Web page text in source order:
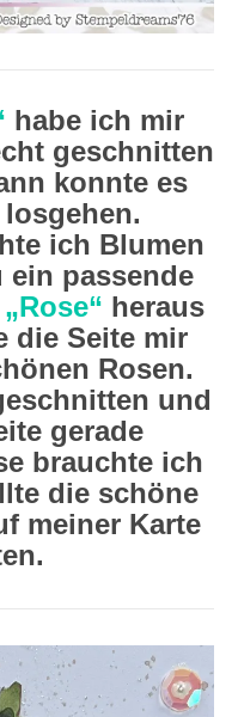
habe ich mir
geschnitten
konnte es
ich Blumen
ein passende
„Rose“ heraus
die Seite mir
Rosen.
und
gerade
brauchte ich
die schöne
meiner Karte